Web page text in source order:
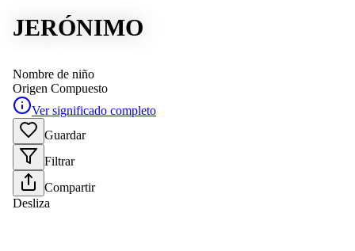
JERÓNIMO
Nombre de niño
Origen Compuesto
Ver significado completo
Guardar
Filtrar
Compartir
Desliza